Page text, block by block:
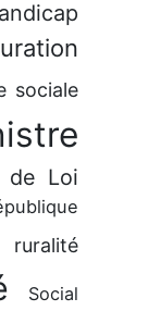
sociale
de Loi
ruralité
Social